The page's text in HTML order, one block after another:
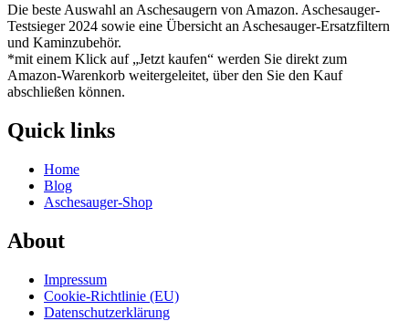
Die beste Auswahl an Aschesaugern von Amazon. Aschesauger-
Testsieger 2024 sowie eine Übersicht an Aschesauger-Ersatzfiltern
und Kaminzubehör.
*mit einem Klick auf „Jetzt kaufen“ werden Sie direkt zum
Amazon-Warenkorb weitergeleitet, über den Sie den Kauf
abschließen können.
Quick links
Home
Blog
Aschesauger-Shop
About
Impressum
Cookie-Richtlinie (EU)
Datenschutzerklärung